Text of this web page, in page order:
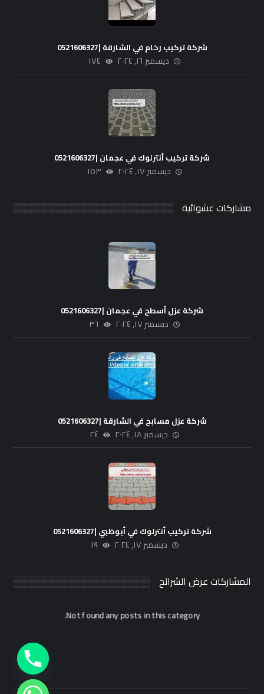
شركة تركيب رخام في الشارقة |0521606327
ديسمبر ١٦, ٢٠٢٤ ١٧٤
شركة تركيب أنترلوك في عجمان |0521606327
ديسمبر ١٧, ٢٠٢٤ ١٥٣
مشاركات عشوائية
شركة عزل أسطح في عجمان |0521606327
ديسمبر ١٧, ٢٠٢٤ ٣٦
شركة عزل مسابح في الشارقة |0521606327
ديسمبر ١٨, ٢٠٢٤ ٢٤
شركة تركيب أنترلوك في أبوظبي |0521606327
ديسمبر ١٧, ٢٠٢٤ ١٩
المشاركات عرض الشرائح
Not found any posts in this category.